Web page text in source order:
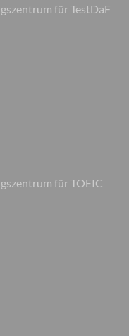
für TestDaF
für TOEIC